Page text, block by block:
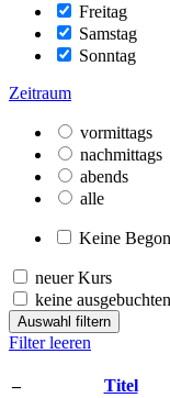
Freitag
Samstag
Sonntag
Zeitraum
vormittags
nachmittags
abends
alle
Keine
neuer Kurs
keine ausgebuchten
Auswahl filtern
Filter leeren
– Titel